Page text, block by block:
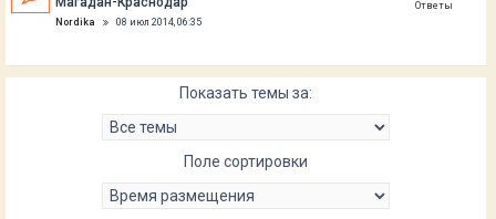
Nordika 08 июл 2014, 06:35
Ответы
Показать темы за:
Поле сортировки